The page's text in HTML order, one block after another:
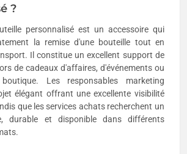
?
personnalisé est un accessoire qui
la remise d'une bouteille tout en
Il constitue un excellent support de
de cadeaux d'affaires, d'événements ou
Les responsables marketing
élégant offrant une excellente visibilité
que les services achats recherchent un
durable et disponible dans différents